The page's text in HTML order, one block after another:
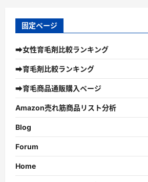
固定ページ
➡女性育毛剤比較ランキング
➡育毛剤比較ランキング
➡育毛商品通販購入ページ
Amazon売れ筋商品リスト分析
Blog
Forum
Home